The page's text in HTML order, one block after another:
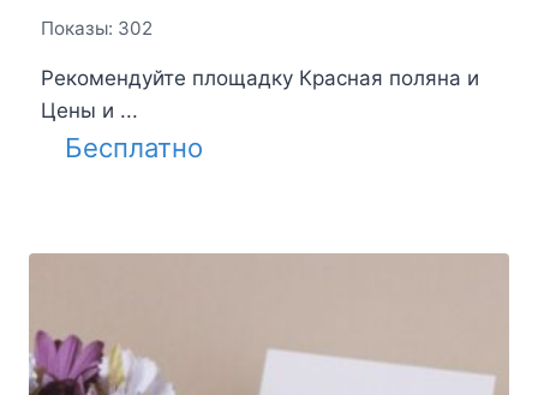
Показы: 302
Рекомендуйте площадку Красная поляна и
Цены и ...
Бесплатно